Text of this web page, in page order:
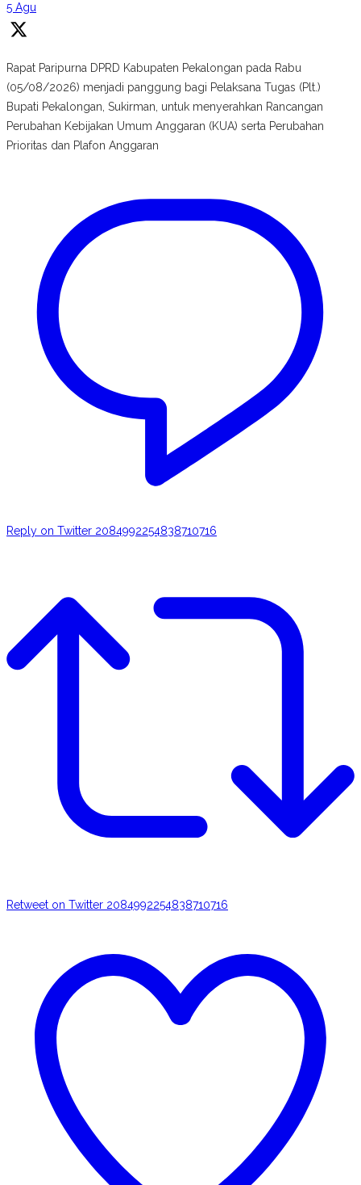
5 Agu
Rapat Paripurna DPRD Kabupaten Pekalongan pada Rabu
(05/08/2026) menjadi panggung bagi Pelaksana Tugas (Plt.)
Bupati Pekalongan, Sukirman, untuk menyerahkan Rancangan
Perubahan Kebijakan Umum Anggaran (KUA) serta Perubahan
Prioritas dan Plafon Anggaran
Reply on Twitter 2084992254838710716
Retweet on Twitter 2084992254838710716